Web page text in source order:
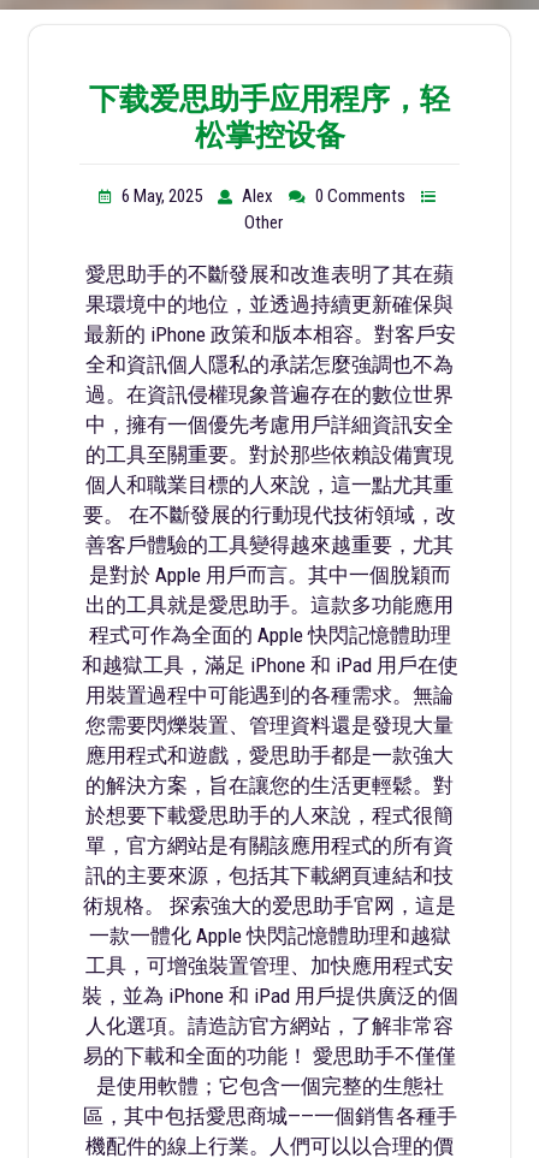
下载爱思助手应用程序，轻
松掌控设备
6 May, 2025 Alex
0 Comments
Other
愛思助手的不斷發展和改進表明了其在蘋
果環境中的地位，並透過持續更新確保與
最新的 iPhone 政策和版本相容。對客戶安
全和資訊個人隱私的承諾怎麼強調也不為
過。在資訊侵權現象普遍存在的數位世界
中，擁有一個優先考慮用戶詳細資訊安全
的工具至關重要。對於那些依賴設備實現
個人和職業目標的人來說，這一點尤其重
要。 在不斷發展的行動現代技術領域，改
善客戶體驗的工具變得越來越重要，尤其
是對於 Apple 用戶而言。其中一個脫穎而
出的工具就是愛思助手。這款多功能應用
程式可作為全面的 Apple 快閃記憶體助理
和越獄工具，滿足 iPhone 和 iPad 用戶在使
用裝置過程中可能遇到的各種需求。無論
您需要閃爍裝置、管理資料還是發現大量
應用程式和遊戲，愛思助手都是一款強大
的解決方案，旨在讓您的生活更輕鬆。對
於想要下載愛思助手的人來說，程式很簡
單，官方網站是有關該應用程式的所有資
訊的主要來源，包括其下載網頁連結和技
術規格。 探索強大的爱思助手官网，這是
一款一體化 Apple 快閃記憶體助理和越獄
工具，可增強裝置管理、加快應用程式安
裝，並為 iPhone 和 iPad 用戶提供廣泛的個
人化選項。請造訪官方網站，了解非常容
易的下載和全面的功能！ 愛思助手不僅僅
是使用軟體；它包含一個完整的生態社
區，其中包括愛思商城——一個銷售各種手
機配件的線上行業。人們可以以合理的價